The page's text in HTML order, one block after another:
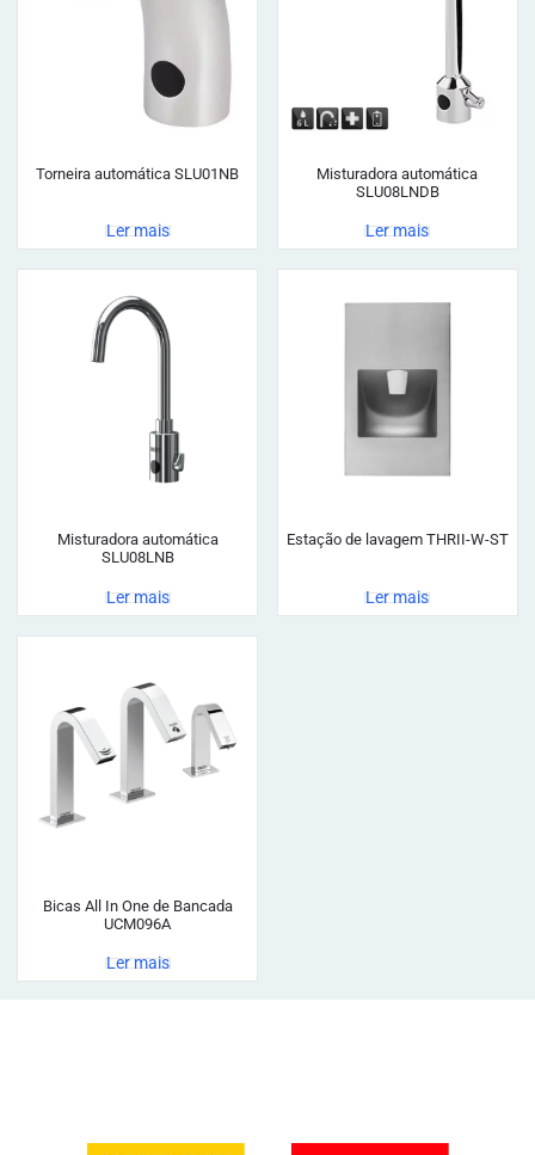
Torneira automática SLU01NB
Ler mais
Misturadora automática
SLU08LNDB
Ler mais
Misturadora automática
SLU08LNB
Ler mais
Estação de lavagem THRII-W-ST
Ler mais
Bicas All In One de Bancada
UCM096A
Ler mais